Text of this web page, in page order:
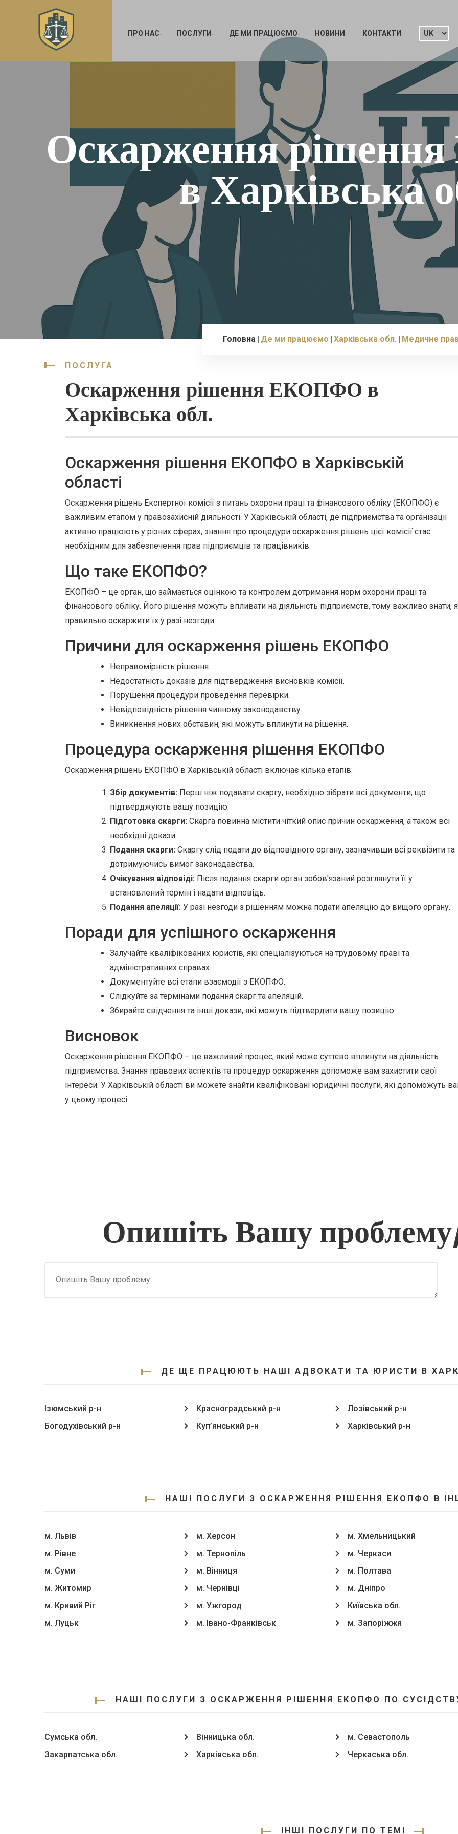
ПРО НАС ПОСЛУГИ ДЕ МИ ПРАЦЮЄМО НОВИНИ КОНТАКТИ
Оскарження
в Харківська
Головна Де ми працюємо Харківська обл. Медичне
ПОСЛУГА
Оскарження рішення ЕКОПФО в
Харківська обл.
Оскарження рішення ЕКОПФО в Харківській
області
Оскарження рішень Експертної комісії з питань охорони праці та фінансового обліку (ЕКОПФО) є
важливим етапом у правозахисній діяльності. У Харківській області, де підприємства та організації
активно працюють у різних сферах, знання про процедури оскарження рішень цієї комісії стає
необхідним для забезпечення прав підприємців та працівників.
Що таке ЕКОПФО?
ЕКОПФО – це орган, що займається оцінкою та контролем дотримання норм охорони праці та
фінансового обліку. Його рішення можуть впливати на діяльність підприємств, тому важливо знати,
правильно оскаржити їх у разі незгоди.
Причини для оскарження рішень ЕКОПФО
Неправомірність рішення.
Недостатність доказів для підтвердження висновків комісії.
Порушення процедури проведення перевірки.
Невідповідність рішення чинному законодавству.
Виникнення нових обставин, які можуть вплинути на рішення.
Процедура оскарження рішення ЕКОПФО
Оскарження рішень ЕКОПФО в Харківській області включає кілька етапів:
Збір документів: Перш ніж подавати скаргу, необхідно зібрати всі документи, що
підтверджують вашу позицію.
Підготовка скарги: Скарга повинна містити чіткий опис причин оскарження, а також всі
необхідні докази.
Подання скарги: Скаргу слід подати до відповідного органу, зазначивши всі реквізити та
дотримуючись вимог законодавства.
Очікування відповіді: Після подання скарги орган зобов'язаний розглянути її у
встановлений термін і надати відповідь.
Подання апеляції: У разі незгоди з рішенням можна подати апеляцію до вищого органу.
Поради для успішного оскарження
Залучайте кваліфікованих юристів, які спеціалізуються на трудовому праві та
адміністративних справах.
Документуйте всі етапи взаємодії з ЕКОПФО.
Слідкуйте за термінами подання скарг та апеляцій.
Збирайте свідчення та інші докази, які можуть підтвердити вашу позицію.
Висновок
Оскарження рішення ЕКОПФО – це важливий процес, який може суттєво вплинути на діяльність
підприємства. Знання правових аспектів та процедур оскарження допоможе вам захистити свої
інтереси. У Харківській області ви можете знайти кваліфіковані юридичні послуги, які допоможуть
у цьому процесі.
Опишіть Вашу
ДЕ ЩЕ ПРАЦЮЮТЬ НАШІ АДВОКАТИ ТА ЮРИСТИ В
Ізюмський р-н
Богодухівський р-н
Красноградський р-н
Куп’янський р-н
Лозівський р-н
Харківський р-н
НАШІ ПОСЛУГИ З ОСКАРЖЕННЯ РІШЕННЯ ЕКОПФО В
м. Львів
м. Рівне
м. Суми
м. Житомир
м. Кривий Ріг
м. Луцьк
м. Херсон
м. Тернопіль
м. Вінниця
м. Чернівці
м. Ужгород
м. Івано-Франківськ
м. Хмельницький
м. Черкаси
м. Полтава
м. Дніпро
Київська обл.
м. Запоріжжя
НАШІ ПОСЛУГИ З ОСКАРЖЕННЯ РІШЕННЯ ЕКОПФО ПО
Сумська обл.
Закарпатська обл.
Вінницька обл.
Харківська обл.
м. Севастополь
Черкаська обл.
ІНШІ ПОСЛУГИ ПО ТЕМІ